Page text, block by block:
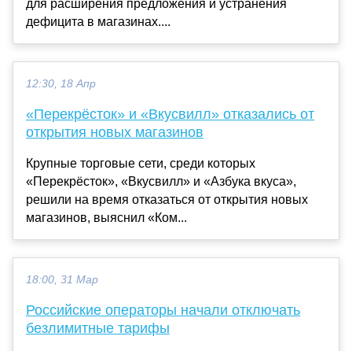
для расширения предложения и устранения
дефицита в магазинах....
12:30, 18 Апр
«Перекрёсток» и «Вкусвилл» отказались от
открытия новых магазинов
Крупные торговые сети, среди которых
«Перекрёсток», «Вкусвилл» и «Азбука вкуса»,
решили на время отказаться от открытия новых
магазинов, выяснил «Ком...
18:00, 31 Мар
Российские операторы начали отключать
безлимитные тарифы